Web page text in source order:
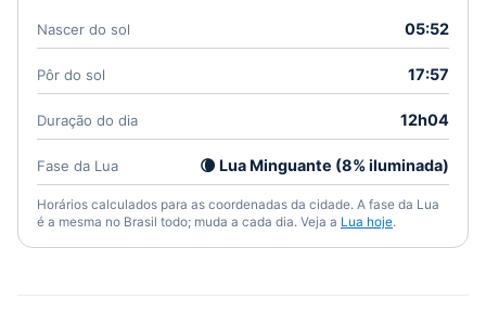
Nascer do sol 05:52
Pôr do sol 17:57
Duração do dia 12h04
Fase da Lua 🌘 Lua Minguante (8% iluminada)
Horários calculados para as coordenadas da cidade. A fase da Lua
é a mesma no Brasil todo; muda a cada dia. Veja a Lua hoje.